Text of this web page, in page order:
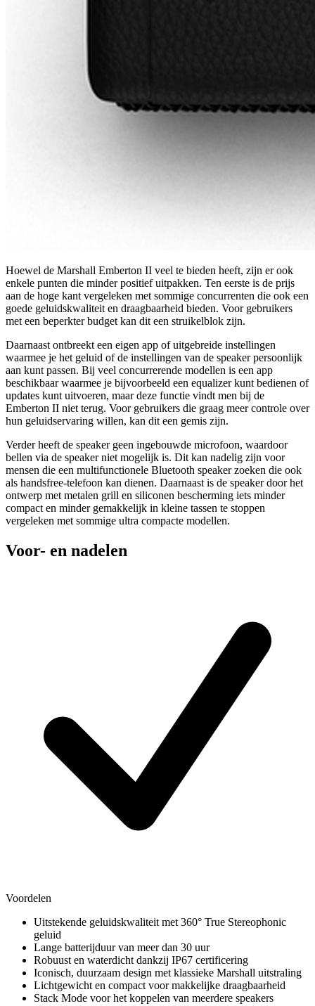
Hoewel de Marshall Emberton II veel te bieden heeft, zijn er ook
enkele punten die minder positief uitpakken. Ten eerste is de prijs
aan de hoge kant vergeleken met sommige concurrenten die ook een
goede geluidskwaliteit en draagbaarheid bieden. Voor gebruikers
met een beperkter budget kan dit een struikelblok zijn.
Daarnaast ontbreekt een eigen app of uitgebreide instellingen
waarmee je het geluid of de instellingen van de speaker persoonlijk
aan kunt passen. Bij veel concurrerende modellen is een app
beschikbaar waarmee je bijvoorbeeld een equalizer kunt bedienen of
updates kunt uitvoeren, maar deze functie vindt men bij de
Emberton II niet terug. Voor gebruikers die graag meer controle over
hun geluidservaring willen, kan dit een gemis zijn.
Verder heeft de speaker geen ingebouwde microfoon, waardoor
bellen via de speaker niet mogelijk is. Dit kan nadelig zijn voor
mensen die een multifunctionele Bluetooth speaker zoeken die ook
als handsfree-telefoon kan dienen. Daarnaast is de speaker door het
ontwerp met metalen grill en siliconen bescherming iets minder
compact en minder gemakkelijk in kleine tassen te stoppen
vergeleken met sommige ultra compacte modellen.
Voor- en nadelen
Voordelen
Uitstekende geluidskwaliteit met 360° True Stereophonic
geluid
Lange batterijduur van meer dan 30 uur
Robuust en waterdicht dankzij IP67 certificering
Iconisch, duurzaam design met klassieke Marshall uitstraling
Lichtgewicht en compact voor makkelijke draagbaarheid
Stack Mode voor het koppelen van meerdere speakers